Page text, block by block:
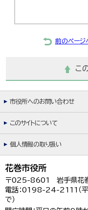
前のページ
こ
市役所へのお問い合わせ
このサイトについて
個人情報の取り扱い
花巻市役所
〒025-8601 岩手県花
電話：0198-24-2111（
で）